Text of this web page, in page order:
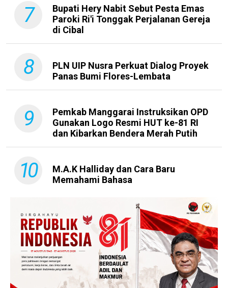
7
Bupati Hery Nabit Sebut Pesta Emas
Paroki Ri'i Tonggak Perjalanan Gereja
di Cibal
8
PLN UIP Nusra Perkuat Dialog Proyek
Panas Bumi Flores-Lembata
9
Pemkab Manggarai Instruksikan OPD
Gunakan Logo Resmi HUT ke-81 RI
dan Kibarkan Bendera Merah Putih
10
M.A.K Halliday dan Cara Baru
Memahami Bahasa